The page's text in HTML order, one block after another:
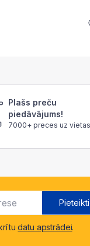
Plašs preču
piedāvājums!
7000+ preces uz vietas
datu apstrādei.